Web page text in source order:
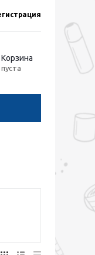
Корзина
пуста